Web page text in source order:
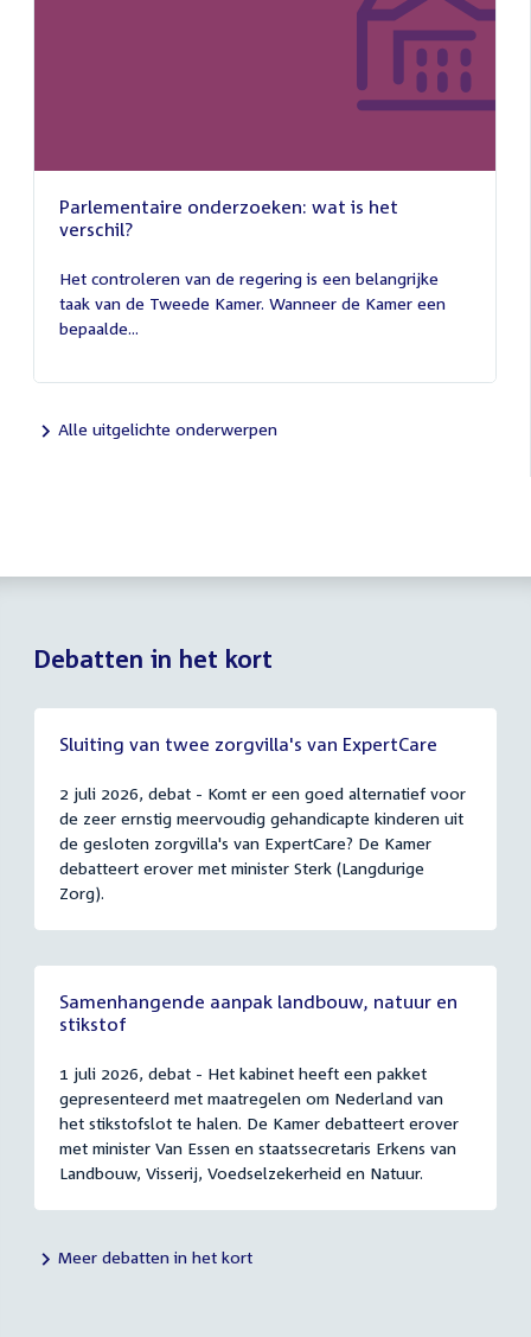
Parlementaire onderzoeken: wat is het
verschil?
juli
2026
Het controleren van de regering is een belangrijke
taak van de Tweede Kamer. Wanneer de Kamer een
bepaalde...
Alle uitgelichte onderwerpen
Debatten in het kort
Sluiting van twee zorgvilla's van ExpertCare
2 juli 2026, debat - Komt er een goed alternatief voor
de zeer ernstig meervoudig gehandicapte kinderen uit
de gesloten zorgvilla's van ExpertCare? De Kamer
debatteert erover met minister Sterk (Langdurige
Zorg).
Samenhangende aanpak landbouw, natuur en
stikstof
1 juli 2026, debat - Het kabinet heeft een pakket
gepresenteerd met maatregelen om Nederland van
het stikstofslot te halen. De Kamer debatteert erover
met minister Van Essen en staatssecretaris Erkens van
Landbouw, Visserij, Voedselzekerheid en Natuur.
Meer debatten in het kort